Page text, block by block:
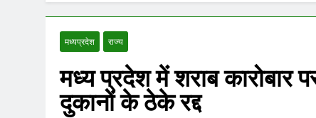
मध्‍यप्रदेश राज्य
मध्य प्रदेश में शराब कारोबार
दुकानों के ठेके रद्द